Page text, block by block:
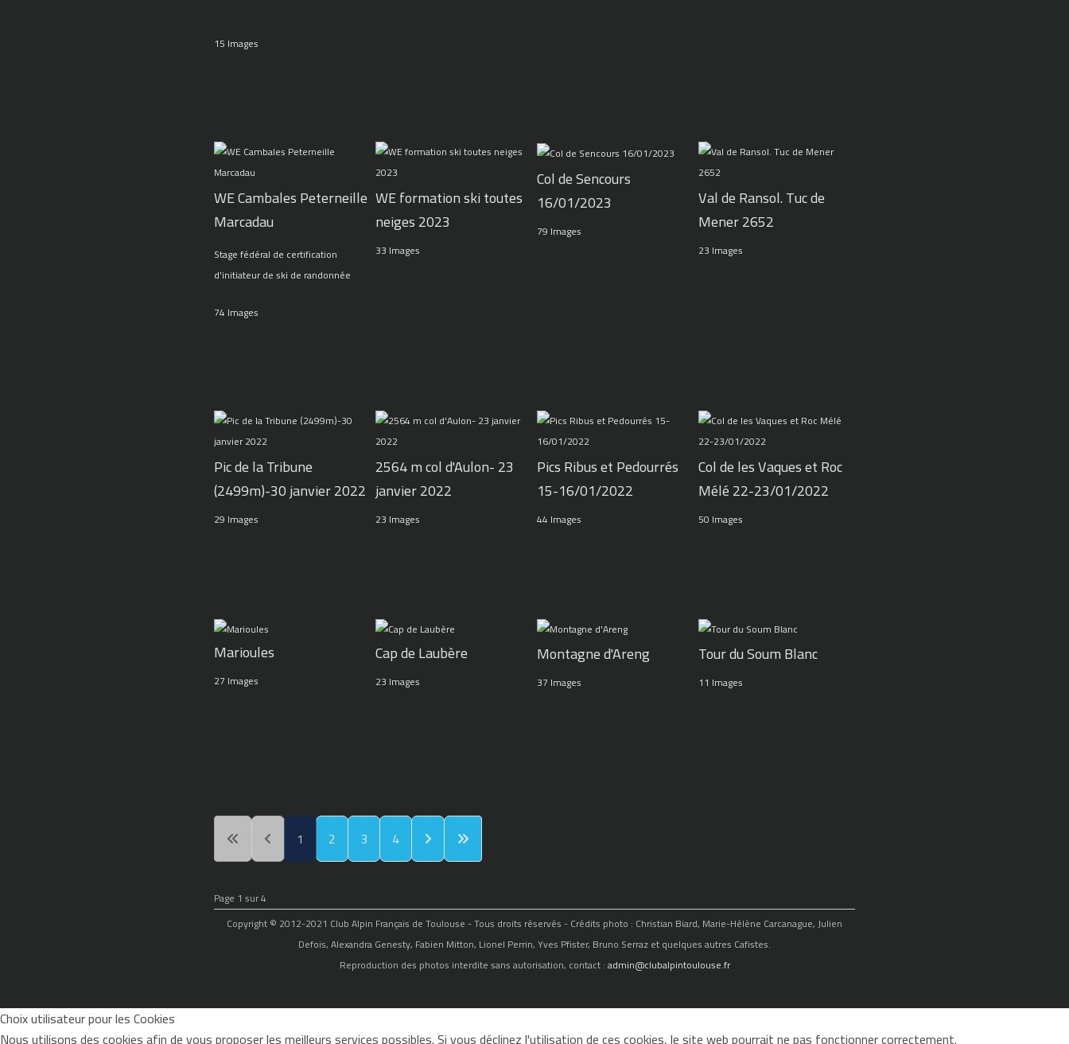
15 Images
WE Cambales Peterneille
Marcadau
Stage fédéral de certification
d'initiateur de ski de randonnée
74 Images
WE formation ski toutes
neiges 2023
33 Images
Col de Sencours
16/01/2023
79 Images
Val de Ransol. Tuc de
Mener 2652
23 Images
Pic de la Tribune
(2499m)-30 janvier 2022
29 Images
2564 m col d'Aulon- 23
janvier 2022
23 Images
Pics Ribus et Pedourrés
15-16/01/2022
44 Images
Col de les Vaques et Roc
Mélé 22-23/01/2022
50 Images
Marioules
27 Images
Cap de Laubère
23 Images
Montagne d'Areng
37 Images
Tour du Soum Blanc
11 Images
1 2 3 4
Page 1 sur 4
Copyright © 2012-2021 Club Alpin Français de Toulouse - Tous droits réservés - Crédits photo : Christian Biard, Marie-Hélène Carcanague, Julien
Defois, Alexandra Genesty, Fabien Mitton, Lionel Perrin, Yves Pfister, Bruno Serraz et quelques autres Cafistes.
Reproduction des photos interdite sans autorisation, contact :admin@clubalpintoulouse.fr
Choix utilisateur pour les Cookies